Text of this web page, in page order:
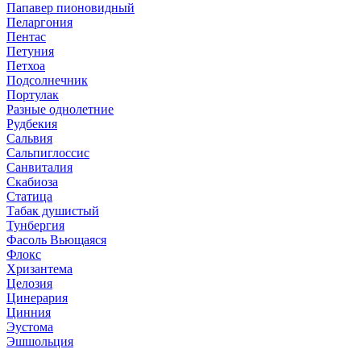
Папавер пионовидный
Пеларгония
Пентас
Петуния
Петхоа
Подсолнечник
Портулак
Разные однолетние
Рудбекия
Сальвия
Сальпиглоссис
Санвиталия
Скабиоза
Статица
Табак душистый
Тунбергия
Фасоль Вьющаяся
Флокс
Хризантема
Целозия
Цинерария
Цинния
Эустома
Эшшольция